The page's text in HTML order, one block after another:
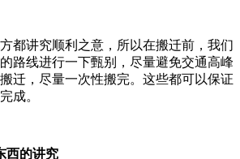
讲究顺利之意，所以在搬迁前，我们
路线进行一下甄别，尽量避免交通高峰
迁，尽量一次性搬完。这些都可以保证
成。
西的讲究